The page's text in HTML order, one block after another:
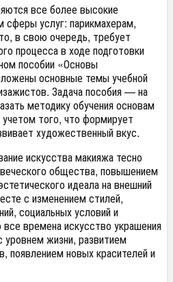
все более высокие
сферы услуг: парикмахерам,
в свою очередь, требует
процесса в ходе подготовки
пособии «Основы
основные темы учебной
Задача пособия — на
методику обучения основам
того, что формирует
художественный вкус.
искусства макияжа тесно
общества, повышением
идеала на внешний
с изменением стилей,
социальных условий и
времена искусство украшения
уровнем жизни, развитием
появлением новых красителей и